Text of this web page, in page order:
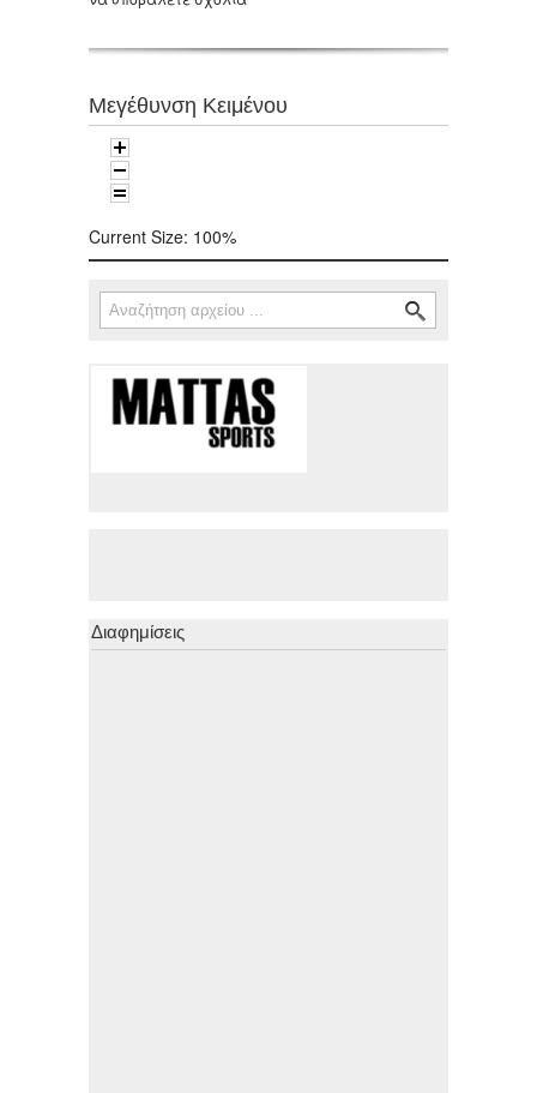
Μεγέθυνση Κειμένου
Current Size: 100%
Φόρμα αναζήτησης
Αναζήτηση
Διαφημίσεις